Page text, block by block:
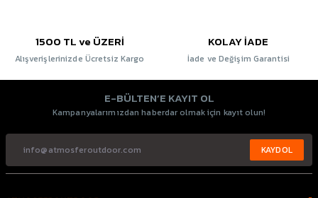
1500 TL ve ÜZERİ
Alışverişlerinizde Ücretsiz Kargo
KOLAY İADE
İade ve Değişim Garantisi
E-BÜLTEN’E KAYIT OL
Kampanyalarımızdan haberdar olmak için kayıt olun!
KAYDOL